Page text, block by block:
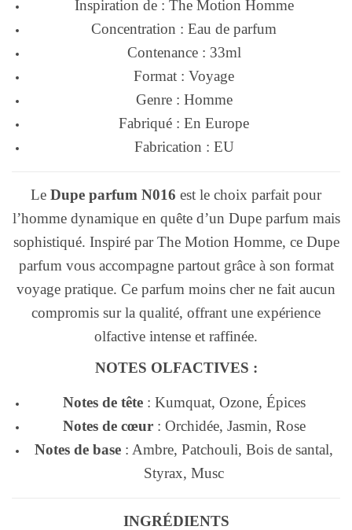
Inspiration de : The Motion Homme
Concentration : Eau de parfum
Contenance : 33ml
Format : Voyage
Genre : Homme
Fabriqué : En Europe
Fabrication : EU
Le Dupe parfum N016 est le choix parfait pour
l’homme dynamique en quête d’un Dupe parfum mais
sophistiqué. Inspiré par The Motion Homme, ce Dupe
parfum vous accompagne partout grâce à son format
voyage pratique. Ce parfum moins cher ne fait aucun
compromis sur la qualité, offrant une expérience
olfactive intense et raffinée.
NOTES OLFACTIVES :
Notes de tête: Kumquat, Ozone, Épices
Notes de cœur: Orchidée, Jasmin, Rose
Notes de base : Ambre, Patchouli, Bois de santal,
Styrax, Musc
INGRÉDIENTS